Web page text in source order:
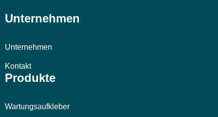
Unternehmen
Unternehmen
Kontakt
Produkte
Wartungsaufkleber